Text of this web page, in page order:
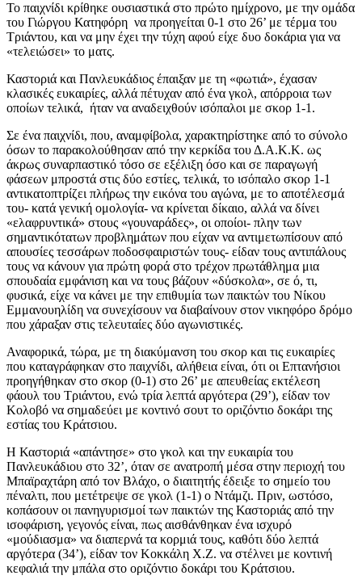
Το παιχνίδι κρίθηκε ουσιαστικά στο πρώτο ημίχρονο, με την ομάδα
του Γιώργου Κατηφόρη να προηγείται 0-1 στο 26’ με τέρμα του
Τριάντου, και να μην έχει την τύχη αφού είχε δυο δοκάρια για να
«τελειώσει» το ματς.
Καστοριά και Πανλευκάδιος έπαιξαν με τη «φωτιά», έχασαν
κλασικές ευκαιρίες, αλλά πέτυχαν από ένα γκολ, απόρροια των
οποίων τελικά, ήταν να αναδειχθούν ισόπαλοι με σκορ 1-1.
Σε ένα παιχνίδι, που, αναμφίβολα, χαρακτηρίστηκε από το σύνολο
όσων το παρακολούθησαν από την κερκίδα του Δ.Α.Κ.Κ. ως
άκρως συναρπαστικό τόσο σε εξέλιξη όσο και σε παραγωγή
φάσεων μπροστά στις δύο εστίες, τελικά, το ισόπαλο σκορ 1-1
αντικατοπτρίζει πλήρως την εικόνα του αγώνα, με το αποτέλεσμά
του- κατά γενική ομολογία- να κρίνεται δίκαιο, αλλά να δίνει
«ελαφρυντικά» στους «γουναράδες», οι οποίοι- πλην των
σημαντικότατων προβλημάτων που είχαν να αντιμετωπίσουν από
απουσίες τεσσάρων ποδοσφαιριστών τους- είδαν τους αντιπάλους
τους να κάνουν για πρώτη φορά στο τρέχον πρωτάθλημα μια
σπουδαία εμφάνιση και να τους βάζουν «δύσκολα», σε ό, τι,
φυσικά, είχε να κάνει με την επιθυμία των παικτών του Νίκου
Εμμανουηλίδη να συνεχίσουν να διαβαίνουν στον νικηφόρο δρόμο
που χάραξαν στις τελευταίες δύο αγωνιστικές.
Αναφορικά, τώρα, με τη διακύμανση του σκορ και τις ευκαιρίες
που καταγράφηκαν στο παιχνίδι, αλήθεια είναι, ότι οι Επτανήσιοι
προηγήθηκαν στο σκορ (0-1) στο 26’ με απευθείας εκτέλεση
φάουλ του Τριάντου, ενώ τρία λεπτά αργότερα (29’), είδαν τον
Κολοβό να σημαδεύει με κοντινό σουτ το οριζόντιο δοκάρι της
εστίας του Κράτσιου.
Η Καστοριά «απάντησε» στο γκολ και την ευκαιρία του
Πανλευκάδιου στο 32’, όταν σε ανατροπή μέσα στην περιοχή του
Μπαϊραχτάρη από τον Βλάχο, ο διαιτητής έδειξε το σημείο του
πέναλτι, που μετέτρεψε σε γκολ (1-1) ο Ντάμζι. Πριν, ωστόσο,
κοπάσουν οι πανηγυρισμοί των παικτών της Καστοριάς από την
ισοφάριση, γεγονός είναι, πως αισθάνθηκαν ένα ισχυρό
«μούδιασμα» να διαπερνά τα κορμιά τους, καθότι δύο λεπτά
αργότερα (34’), είδαν τον Κοκκάλη X.Ζ. να στέλνει με κοντινή
κεφαλιά την μπάλα στο οριζόντιο δοκάρι του Κράτσιου.